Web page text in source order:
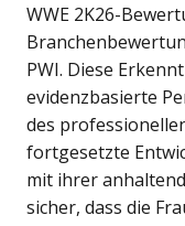
WWE 2K26-
PWI. Diese
evidenzbasierte
des
fortgesetzte
mit ihrer
sicher, dass die